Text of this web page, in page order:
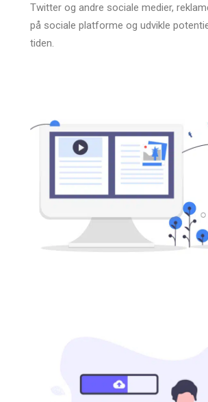
Twitter og andre sociale medier,
på sociale platforme og udvikle
tiden.